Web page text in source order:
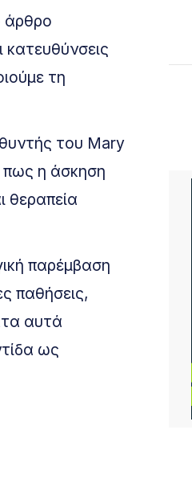
άρθρο
τη
του Mary
πως η άσκηση
θεραπεία
παρέμβαση
παθήσεις,
αυτά
ως